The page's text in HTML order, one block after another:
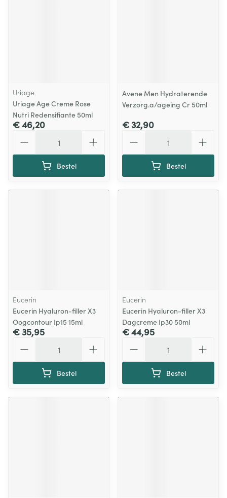
Uriage
Uriage Age Creme Rose
Nutri Redensifiante 50ml
€ 46,20
Bestel
Avene Men Hydraterende
Verzorg.a/ageing Cr 50ml
€ 32,90
Bestel
Eucerin
Eucerin Hyaluron-filler X3
Oogcontour Ip15 15ml
€ 35,95
Bestel
Eucerin
Eucerin Hyaluron-filler X3
Dagcreme Ip30 50ml
€ 44,95
Bestel